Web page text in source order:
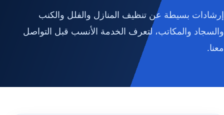
إرشادات بسيطة عن تنظيف المنازل والفلل والكنب
والسجاد والمكاتب، لتعرف الخدمة الأنسب قبل التواصل
معنا.